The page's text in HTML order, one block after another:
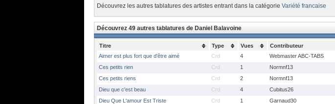
Découvrez les autres tablatures des artistes entrant dans la catégorie Variété francaise
Découvrez 49 autres tablatures de Daniel Balavoine
Titre Type Vues Contributeur
Aimer est plus fort que d'être aimé
Crd 4
Webmaster ABC-TABS
Ces petits rien
Crd 1
Normnf13
Ces petits riens
Crd 2
Normnf13
Dieu que c'est beau
Crd 4
Cubitus26
Dieu Que L'amour Est Triste
Crd 1
Garnaud30